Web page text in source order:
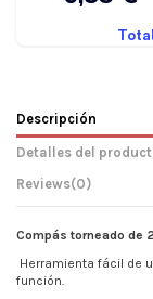
Descripción
Detalles del
Reviews(0)
Compás torneado de
Herramienta fácil de
función.